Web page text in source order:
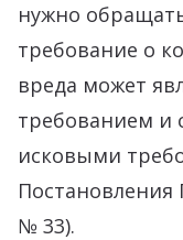
нужно
требование о
вреда может
требованием и
исковыми
Постановления
№ 33).